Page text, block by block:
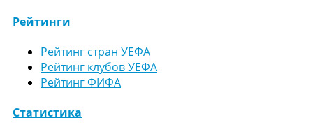
Рейтинги
Рейтинг стран УЕФА
Рейтинг клубов УЕФА
Рейтинг ФИФА
Статистика